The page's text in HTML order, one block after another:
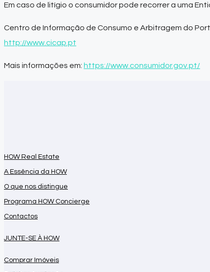
Em caso de litígio o consumidor pode recorrer a uma
Centro de Informação de Consumo e Arbitragem do
http://www.cicap.pt
Mais informações em: https://www.consumidor.gov.pt/
HOW Real Estate
A Essência da HOW
O que nos distingue
Programa HOW Concierge
Contactos
JUNTE-SE À HOW
Comprar Imóveis